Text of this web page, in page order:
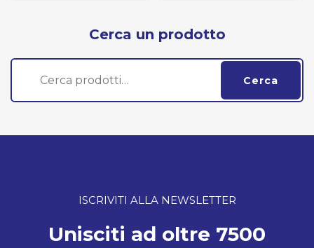
Cerca un prodotto
Cerca:
Cerca
ISCRIVITI ALLA NEWSLETTER
Unisciti ad oltre 7500